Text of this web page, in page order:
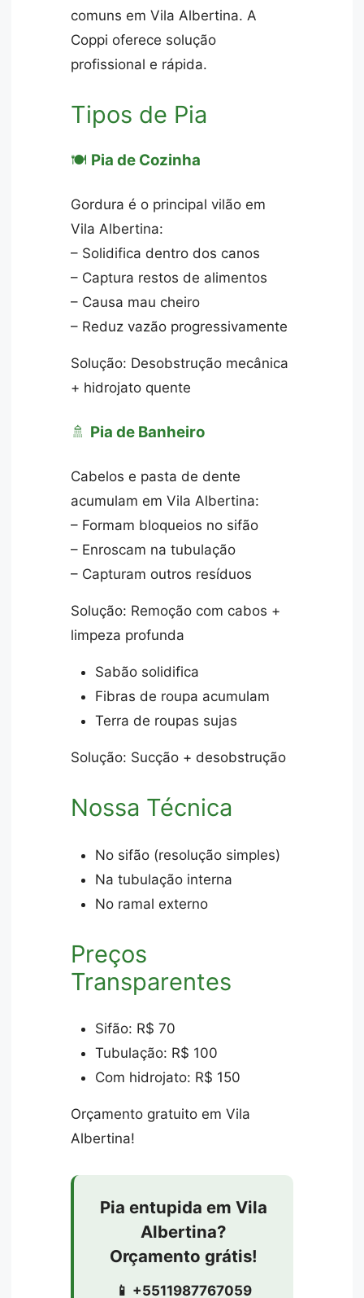
comuns em Vila Albertina. A
Coppi oferece solução
profissional e rápida.
Tipos de Pia
🍽️ Pia de Cozinha
Gordura é o principal vilão em
Vila Albertina:
– Solidifica dentro dos canos
– Captura restos de alimentos
– Causa mau cheiro
– Reduz vazão progressivamente
Solução: Desobstrução mecânica
+ hidrojato quente
🚿 Pia de Banheiro
Cabelos e pasta de dente
acumulam em Vila Albertina:
– Formam bloqueios no sifão
– Enroscam na tubulação
– Capturam outros resíduos
Solução: Remoção com cabos +
limpeza profunda
Sabão solidifica
Fibras de roupa acumulam
Terra de roupas sujas
Solução: Sucção + desobstrução
Nossa Técnica
No sifão (resolução simples)
Na tubulação interna
No ramal externo
Preços
Transparentes
Sifão: R$ 70
Tubulação: R$ 100
Com hidrojato: R$ 150
Orçamento gratuito em Vila
Albertina!
Pia entupida em Vila
Albertina?
Orçamento grátis!
📱 +5511987767059